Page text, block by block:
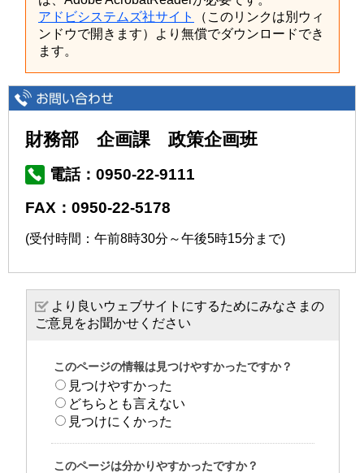
アドビシステムズ社サイト
（このリンクは別ウィ
ンドウで開きます）より無償でダウンロードでき
ます。
財務部 企画課 政策企画班
電話：0950-22-9111
FAX：0950-22-5178
(受付時間：午前8時30分～午後5時15分まで)
より良いウェブサイトにするためにみなさまの
ご意見をお聞かせください
このページの情報は見つけやすかったですか？
見つけやすかった
どちらとも言えない
見つけにくかった
このページは分かりやすかったですか？